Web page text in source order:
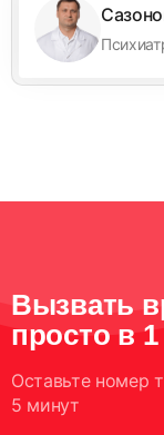
Вызвать
просто в 1
Оставьте номер
5 минут